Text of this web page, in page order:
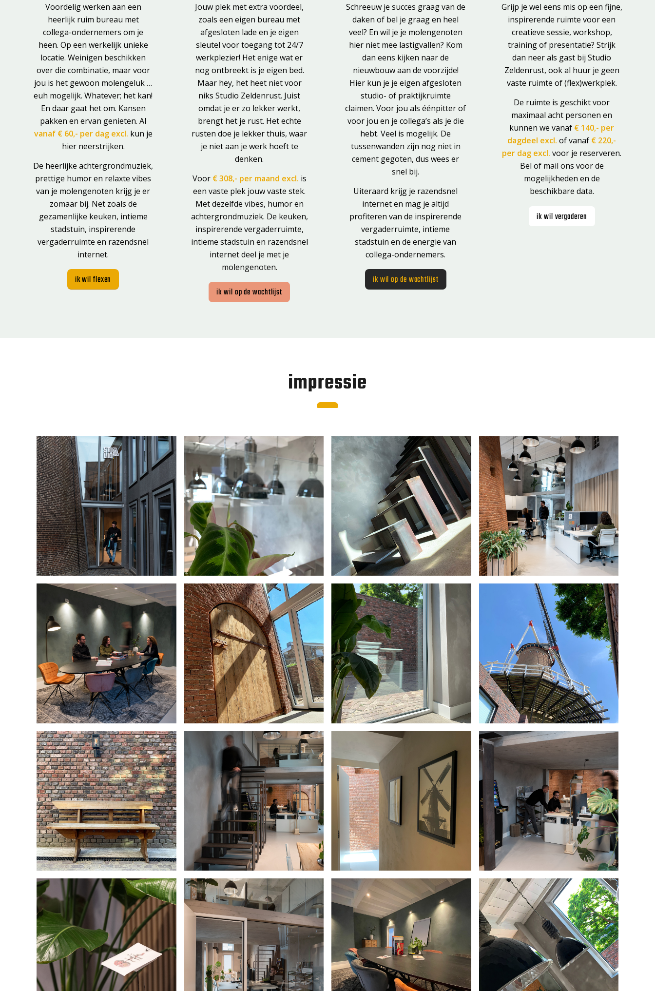
Voordelig werken aan een
heerlijk ruim bureau met
collega-ondernemers om je
heen. Op een werkelijk unieke
locatie. Weinigen beschikken
over die combinatie, maar voor
jou is het gewoon molengeluk …
euh mogelijk. Whatever; het kan!
En daar gaat het om. Kansen
pakken en ervan genieten. Al
vanaf € 60,- per dag excl. kun je
hier neerstrijken.
De heerlijke achtergrondmuziek,
prettige humor en relaxte vibes
van je molengenoten krijg je er
zomaar bij. Net zoals de
gezamenlijke keuken, intieme
stadstuin, inspirerende
vergaderruimte en razendsnel
internet.
ik wil flexen
Jouw plek met extra voordeel,
zoals een eigen bureau met
afgesloten lade en je eigen
sleutel voor toegang tot 24/7
werkplezier! Het enige wat er
nog ontbreekt is je eigen bed.
Maar hey, het heet niet voor
niks Studio Zeldenrust. Juist
omdat je er zo lekker werkt,
brengt het je rust. Het echte
rusten doe je lekker thuis, waar
je niet aan je werk hoeft te
denken.
Voor € 308,- per maand excl. is
een vaste plek jouw vaste stek.
Met dezelfde vibes, humor en
achtergrondmuziek. De keuken,
inspirerende vergaderruimte,
intieme stadstuin en razendsnel
internet deel je met je
molengenoten.
ik wil op de wachtlijst
Schreeuw je succes graag van de
daken of bel je graag en heel
veel? En wil je je molengenoten
hier niet mee lastigvallen? Kom
dan eens kijken naar de
nieuwbouw aan de voorzijde!
Hier kun je je eigen afgesloten
studio- of praktijkruimte
claimen. Voor jou als éénpitter of
voor jou en je collega’s als je die
hebt. Veel is mogelijk. De
tussenwanden zijn nog niet in
cement gegoten, dus wees er
snel bij.
Uiteraard krijg je razendsnel
internet en mag je altijd
profiteren van de inspirerende
vergaderruimte, intieme
stadstuin en de energie van
collega-ondernemers.
ik wil op de wachtlijst
Grijp je wel eens mis op een fijne,
inspirerende ruimte voor een
creatieve sessie, workshop,
training of presentatie? Strijk
dan neer als gast bij Studio
Zeldenrust, ook al huur je geen
vaste ruimte of (flex)werkplek.
De ruimte is geschikt voor
maximaal acht personen en
kunnen we vanaf € 140,- per
dagdeel excl. of vanaf € 220,-
per dag excl. voor je reserveren.
Bel of mail ons voor de
mogelijkheden en de
beschikbare data.
ik wil vergaderen
impressie